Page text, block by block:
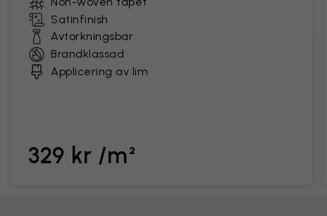
Satinfinish
Avtorkningsbar
Brandklassad
Applicering av lim
329 kr /m²